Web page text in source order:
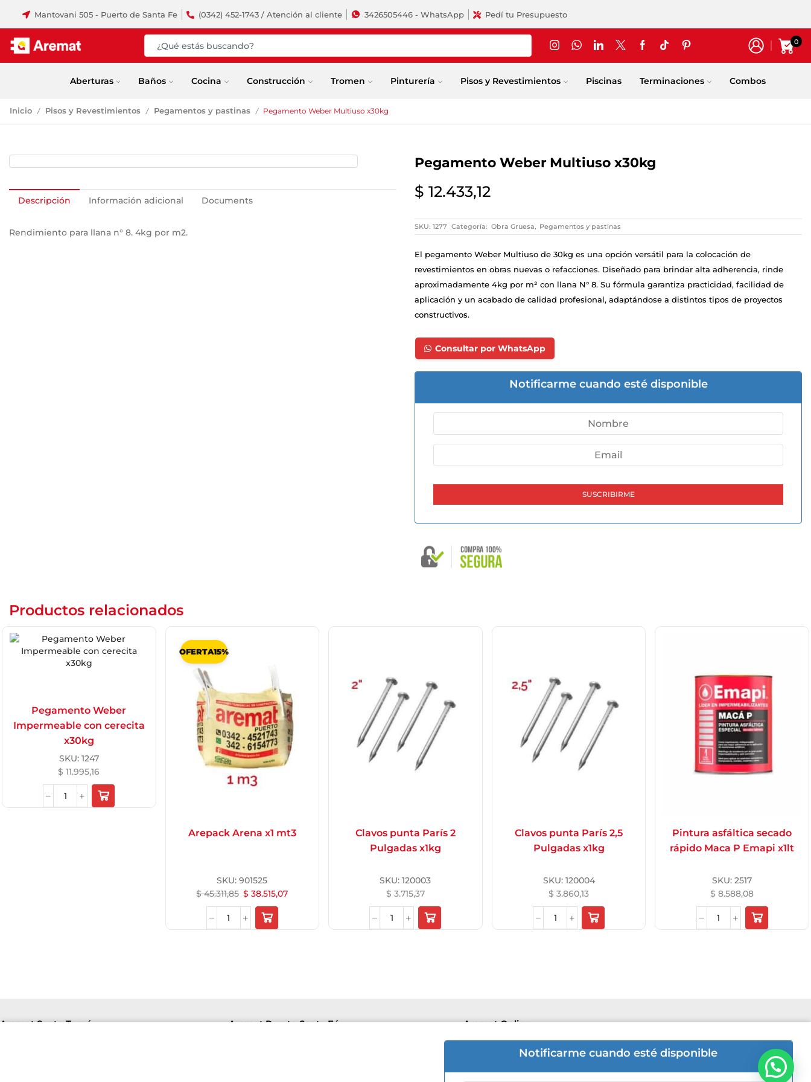
Mantovani 505 - Puerto de Santa Fe (0342) 452-1743 / Atención al cliente 3426505446 - WhatsApp Pedí tu Presupuesto
0
Aberturas Baños Cocina Construcción Tromen Pinturería Pisos y Revestimientos Piscinas Terminaciones Combos
Inicio / Pisos y Revestimientos / Pegamentos y pastinas / Pegamento Weber Multiuso x30kg
Descripción Información adicional Documents
Rendimiento para llana n° 8. 4kg por m2.
Pegamento Weber Multiuso x30kg
$ 12.433,12
SKU: 1277 Categoría: Obra Gruesa, Pegamentos y pastinas
El pegamento Weber Multiuso de 30kg es una opción versátil para la colocación de
revestimientos en obras nuevas o refacciones. Diseñado para brindar alta adherencia, rinde
aproximadamente 4kg por m² con llana N° 8. Su fórmula garantiza practicidad, facilidad de
aplicación y un acabado de calidad profesional, adaptándose a distintos tipos de proyectos
constructivos.
Consultar por WhatsApp
Notificarme cuando esté disponible
Productos relacionados
Pegamento Weber
Impermeable con cerecita
x30kg
SKU: 1247
$ 11.995,16
OFERTA15%
Arepack Arena x1 mt3
SKU:901525
$45.311,85 $ 38.515,07
Clavos punta París 2
Pulgadas x1kg
SKU:120003
$ 3.715,37
Clavos punta París 2,5
Pulgadas x1kg
SKU: 120004
$ 3.860,13
Pintura asfáltica secado
rápido Maca P Emapi x1lt
SKU:2517
$ 8.588,08
Aremat Santo Tomé
Aremat Puerto Santa Fé
Aremat Online
Lu-Vie 8hs a 16hs | Sab 8hs a 12hs.
+54 9 3426 50-5446
Notificarme cuando esté disponible